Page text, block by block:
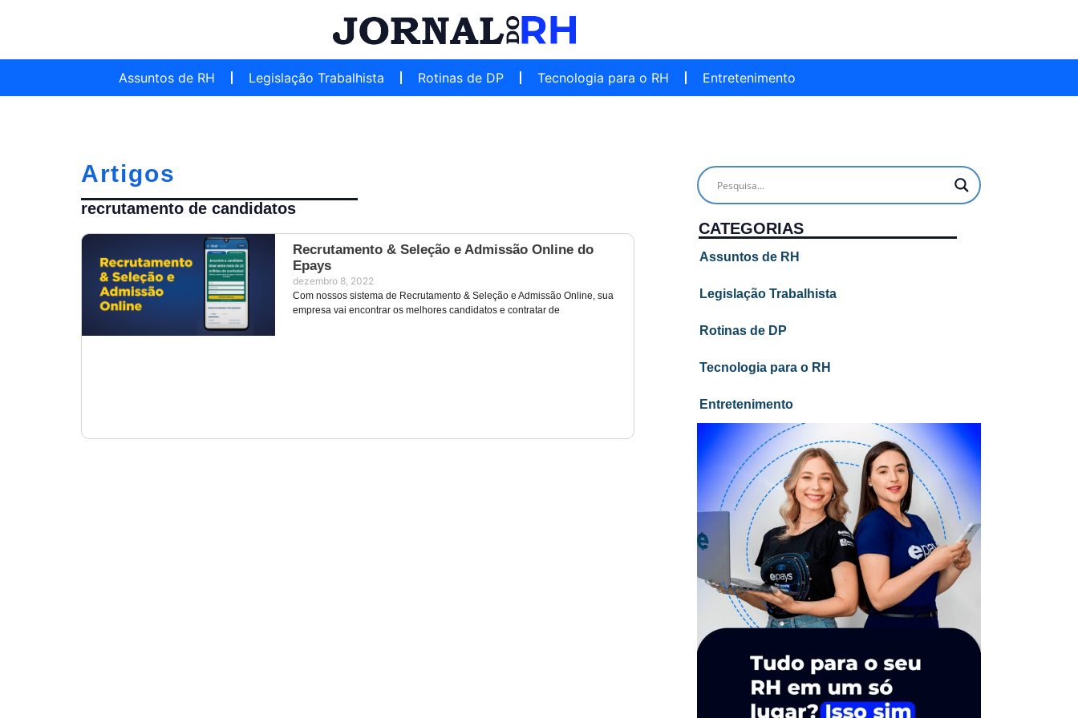
Assuntos de RH Legislação Trabalhista Rotinas de DP Tecnologia para o RH Entretenimento
Artigos
recrutamento de candidatos
Recrutamento & Seleção e Admissão Online do
Epays
dezembro 8, 2022
Com nossos sistema de Recrutamento & Seleção e Admissão Online, sua
empresa vai encontrar os melhores candidatos e contratar de
CATEGORIAS
Assuntos de RH
Legislação Trabalhista
Rotinas de DP
Tecnologia para o RH
Entretenimento